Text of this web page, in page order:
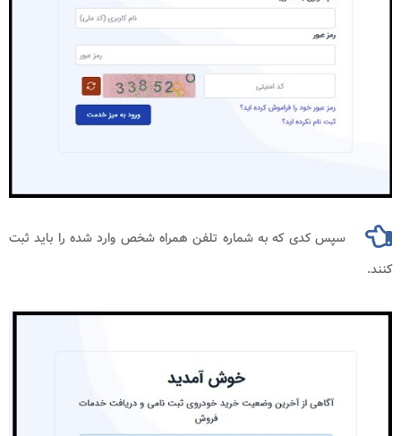
سپس کدی که به شماره تلفن همراه شخص وارد شده را باید ثبت
کنند.